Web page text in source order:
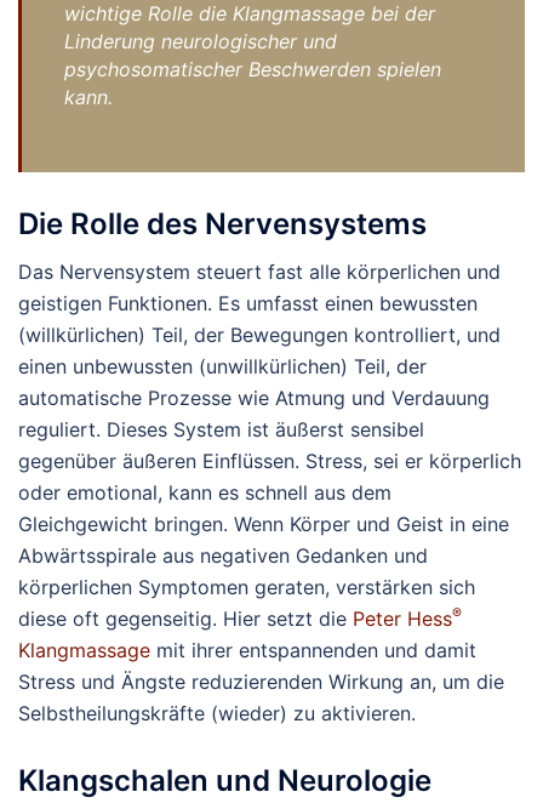
wichtige Rolle die Klangmassage bei der
Linderung neurologischer und
psychosomatischer Beschwerden spielen
kann.
Die Rolle des Nervensystems
Das Nervensystem steuert fast alle körperlichen und
geistigen Funktionen. Es umfasst einen bewussten
(willkürlichen) Teil, der Bewegungen kontrolliert, und
einen unbewussten (unwillkürlichen) Teil, der
automatische Prozesse wie Atmung und Verdauung
reguliert. Dieses System ist äußerst sensibel
gegenüber äußeren Einflüssen. Stress, sei er körperlich
oder emotional, kann es schnell aus dem
Gleichgewicht bringen. Wenn Körper und Geist in eine
Abwärtsspirale aus negativen Gedanken und
körperlichen Symptomen geraten, verstärken sich
diese oft gegenseitig. Hier setzt die Peter Hess®
Klangmassage mit ihrer entspannenden und damit
Stress und Ängste reduzierenden Wirkung an, um die
Selbstheilungskräfte (wieder) zu aktivieren.
Klangschalen und Neurologie